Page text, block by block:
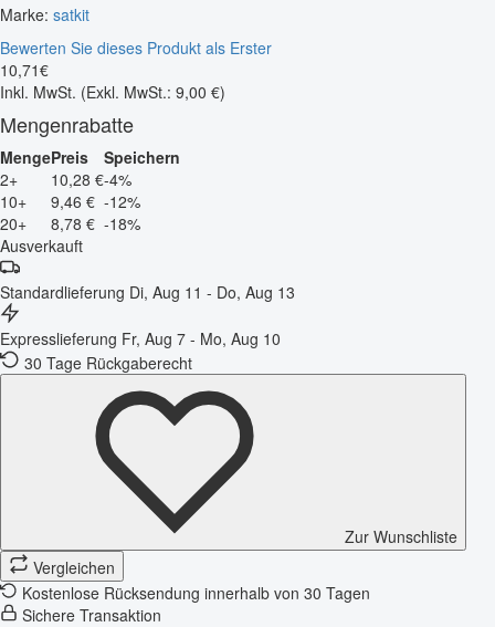
Marke: satkit
Bewerten Sie dieses Produkt als Erster
10,71€
Inkl. MwSt. (Exkl. MwSt.: 9,00 €)
Mengenrabatte
MengePreis
Speichern
2+
10,28 €-4%
10+
9,46 € -12%
20+
8,78 € -18%
Ausverkauft
Standardlieferung Di, Aug 11 - Do, Aug 13
Expresslieferung Fr, Aug 7 - Mo, Aug 10
30 Tage Rückgaberecht
Zur Wunschliste
Vergleichen
Kostenlose Rücksendung innerhalb von 30 Tagen
Sichere Transaktion